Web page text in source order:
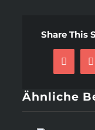
Share This
X
Ähnliche